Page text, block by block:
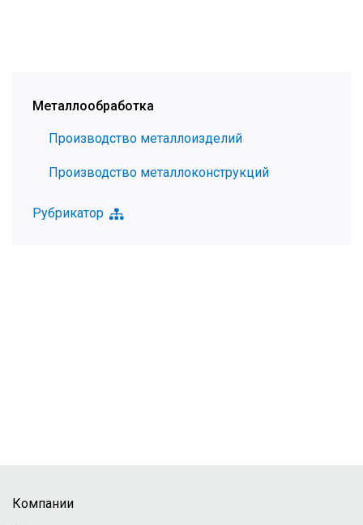
Металлообработка
Производство металлоизделий
Производство металлоконструкций
Рубрикатор
Компании